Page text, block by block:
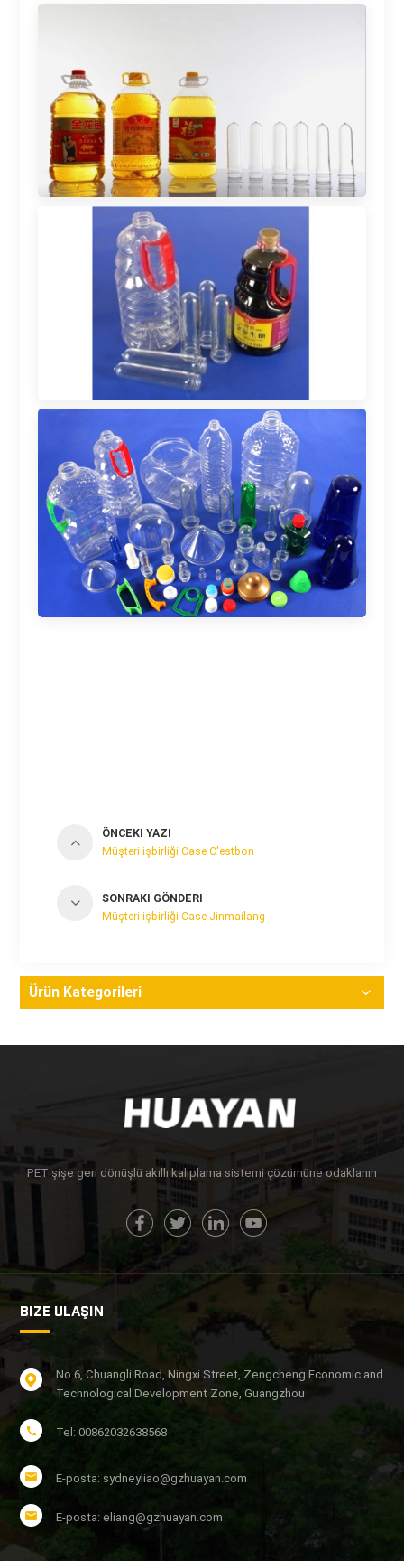
ÖNCEKI YAZI
Müşteri işbirliği Case C'estbon
SONRAKI GÖNDERI
Müşteri işbirliği Case Jinmailang
Ürün Kategorileri
PET şişe geri dönüşlü akıllı kalıplama sistemi çözümüne odaklanın
BIZE ULAŞIN
No.6, Chuangli Road, Ningxi Street, Zengcheng Economic and
Technological Development Zone, Guangzhou
Tel: 00862032638568
E-posta: sydneyliao@gzhuayan.com
E-posta: eliang@gzhuayan.com